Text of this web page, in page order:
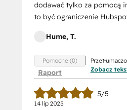
dodawać tylko za pomocą
to być ograniczenie
Hume, T.
Pomocne (0)
Raport
Zobacz
5/5
14 lip 2025